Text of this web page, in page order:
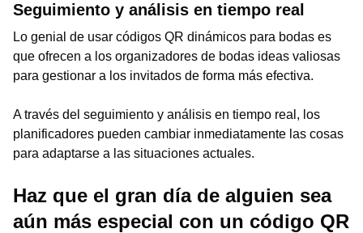
Seguimiento y análisis en tiempo real
Lo genial de usar códigos QR dinámicos para bodas es
que ofrecen a los organizadores de bodas ideas valiosas
para gestionar a los invitados de forma más efectiva.
A través del seguimiento y análisis en tiempo real, los
planificadores pueden cambiar inmediatamente las cosas
para adaptarse a las situaciones actuales.
Haz que el gran día de alguien sea
aún más especial con un código QR